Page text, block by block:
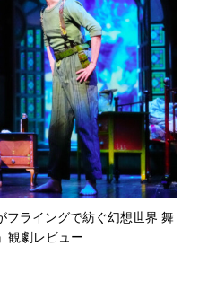
フライングで紡ぐ幻想世界 舞
観劇レビュー